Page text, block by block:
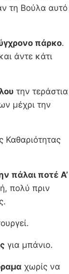
τη Βούλα αυτό
πάρκο.
άντε κάτι
την τεράστια
μέχρι την
Καθαριότητας
πάλαι ποτέ Α’
πολύ πριν
για μπάνιο.
χωρίς να